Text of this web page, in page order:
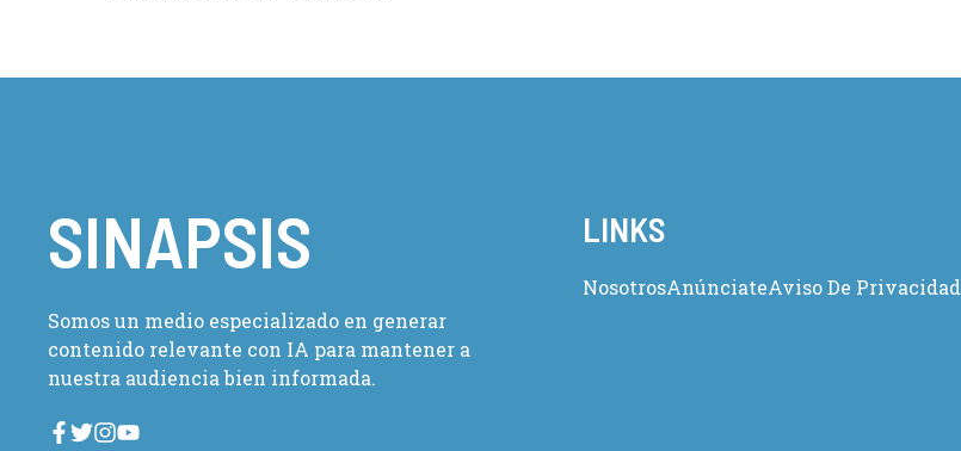
SINAPSIS
Somos un medio especializado en generar
contenido relevante con IA para mantener a
nuestra audiencia bien informada.
LINKS
NosotrosAnúnciateAviso De Privacidad